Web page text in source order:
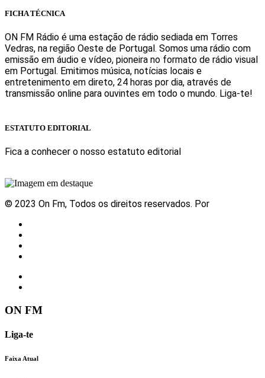
FICHA TÉCNICA
ON FM Rádio é uma estação de rádio sediada em Torres
Vedras, na região Oeste de Portugal. Somos uma rádio com
emissão em áudio e vídeo, pioneira no formato de rádio visual
em Portugal. Emitimos música, notícias locais e
entretenimento em direto, 24 horas por dia, através de
transmissão online para ouvintes em todo o mundo. Liga-te!
ESTATUTO EDITORIAL
Fica a conhecer o nosso estatuto editorial
© 2023 On Fm, Todos os direitos reservados. Por
ON FM
Liga-te
Faixa Atual